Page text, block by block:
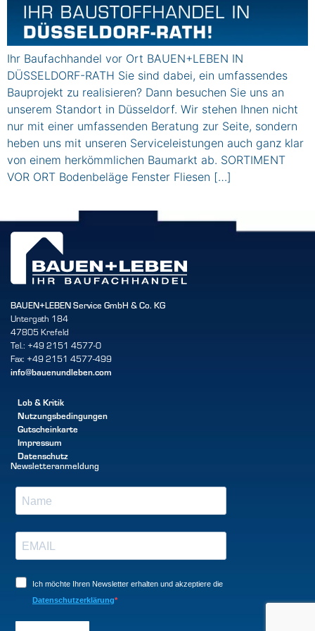
Ihr Baufachhandel vor Ort BAUEN+LEBEN IN
DÜSSELDORF-RATH Sie sind dabei, ein umfassendes
Bauprojekt zu realisieren? Dann besuchen Sie uns an
unserem Standort in Düsseldorf. Wir stehen Ihnen nicht
nur mit einer umfassenden Beratung zur Seite, sondern
heben uns mit unseren Serviceleistungen auch ganz klar
von einem herkömmlichen Baumarkt ab. SORTIMENT
VOR ORT Bodenbeläge Fenster Fliesen […]
BAUEN+LEBEN Service GmbH & Co. KG
Untergath 184
47805 Krefeld
Tel.: +49 2151 4577-0
Fax: +49 2151 4577-499
info@bauenundleben.com
Lob & Kritik
Nutzungsbedingungen
Gutscheinkarte
Impressum
Datenschutz
Newsletteranmeldung
Ich möchte Ihren Newsletter erhalten und akzeptiere die
Datenschutzerklärung